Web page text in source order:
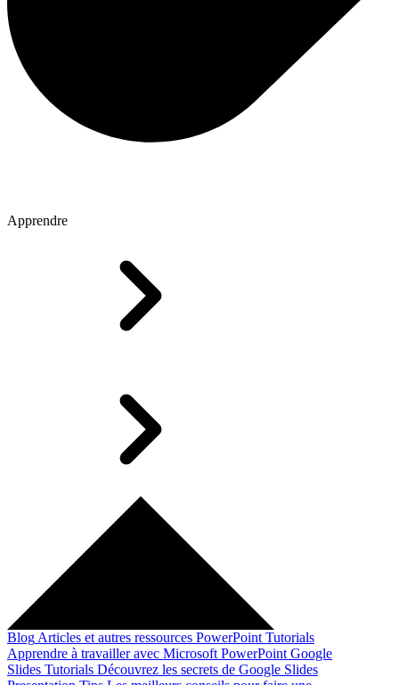
Apprendre
Blog Articles et autres ressources PowerPoint Tutorials
Apprendre à travailler avec Microsoft PowerPoint Google
Slides Tutorials Découvrez les secrets de Google Slides